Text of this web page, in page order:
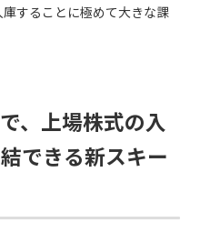
することに極めて大きな課
、上場株式の入
できる新スキー